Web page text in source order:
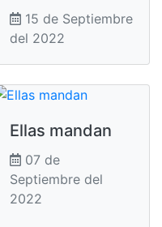
15 de Septiembre
del 2022
Ellas mandan
07 de
Septiembre del
2022